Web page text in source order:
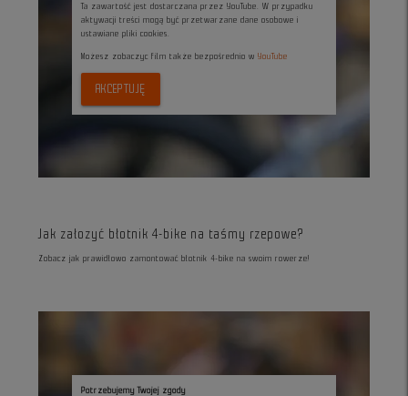
Ta zawartość jest dostarczana przez YouTube. W przypadku
aktywacji treści mogą być przetwarzane dane osobowe i
ustawiane pliki cookies.
Możesz zobaczyc film także bezpośrednio w YouTube
AKCEPTUJĘ
Potrzebujemy Twojej zgody
Jak załozyć błotnik 4-bike na taśmy rzepowe?
Zobacz jak prawidłowo zamontować błotnik 4-bike na swoim rowerze!